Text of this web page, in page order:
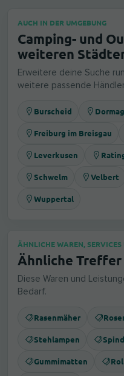
AUCH IN DER UMGEBUNG
Camping- und
weiteren
Erweitere deine Suche
weitere passende
Burscheid
Freiburg im Breisgau
Leverkusen
Schwelm Velbert
Wuppertal
ÄHNLICHE WAREN,
Ähnliche Treffer
Diese Waren und
Bedarf.
Rasenmäher
Stehlampen
Gummimatten